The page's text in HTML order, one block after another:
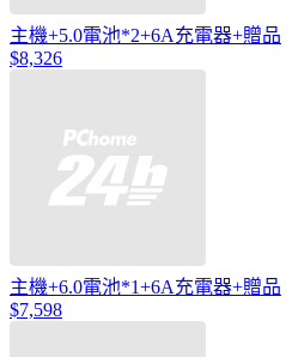
主機+5.0電池*2+6A充電器+贈品
$8,326
主機+6.0電池*1+6A充電器+贈品
$7,598